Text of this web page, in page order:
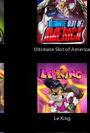
Ultimate Slot of America
Le King